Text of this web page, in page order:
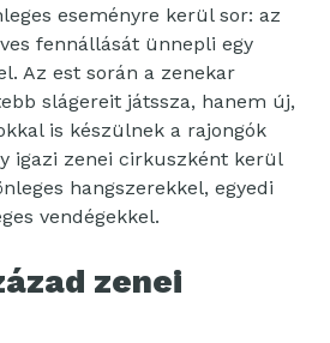
eseményre kerül sor: az
fennállását ünnepli egy
Az est során a zenekar
slágereit játssza, hanem új,
is készülnek a rajongók
igazi zenei cirkuszként kerül
hangszerekkel, egyedi
vendégekkel.
zenei